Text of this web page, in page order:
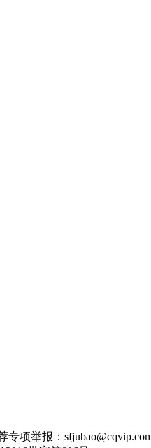
专项举报：